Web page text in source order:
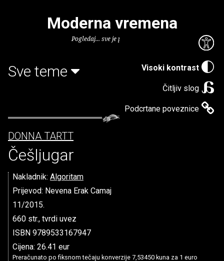
Visoki kontrast
Čitljiv slog
Podcrtane poveznice
Moderna vremena
Pogledaj... sve je puno knjiga.
Sve teme
DONNA TARTT
Češljugar
Nakladnik: Algoritam
Prijevod: Nevena Erak Camaj
11/2015.
660 str., tvrdi uvez
ISBN 9789533167947
Cijena: 26.41 eur
Preračunato po fiksnom tečaju konverzije 7,53450 kuna za 1 euro